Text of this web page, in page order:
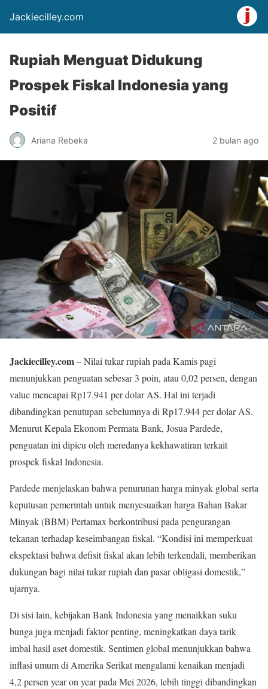
Jackiecilley.com
Rupiah Menguat Didukung
Prospek Fiskal Indonesia yang
Positif
Ariana Rebeka 2 bulan ago
Jackiecilley.com– Nilai tukar rupiah pada Kamis pagi
menunjukkan penguatan sebesar 3 poin, atau 0,02 persen, dengan
value mencapai Rp17.941 per dolar AS. Hal ini terjadi
dibandingkan penutupan sebelumnya di Rp17.944 per dolar AS.
Menurut Kepala Ekonom Permata Bank, Josua Pardede,
penguatan ini dipicu oleh meredanya kekhawatiran terkait
prospek fiskal Indonesia.
Pardede menjelaskan bahwa penurunan harga minyak global serta
keputusan pemerintah untuk menyesuaikan harga Bahan Bakar
Minyak (BBM) Pertamax berkontribusi pada pengurangan
tekanan terhadap keseimbangan fiskal. “Kondisi ini memperkuat
ekspektasi bahwa defisit fiskal akan lebih terkendali, memberikan
dukungan bagi nilai tukar rupiah dan pasar obligasi domestik,”
ujarnya.
Di sisi lain, kebijakan Bank Indonesia yang menaikkan suku
bunga juga menjadi faktor penting, meningkatkan daya tarik
imbal hasil aset domestik. Sentimen global menunjukkan bahwa
inflasi umum di Amerika Serikat mengalami kenaikan menjadi
4,2 persen year on year pada Mei 2026, lebih tinggi dibandingkan